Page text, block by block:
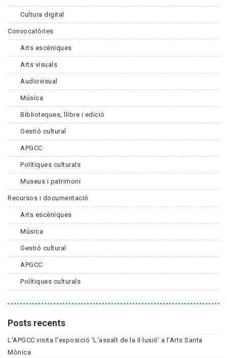
Cultura digital
Convocatòries
Arts escèniques
Arts visuals
Audiovisual
Música
Biblioteques, llibre i edició
Gestió cultural
APGCC
Polítiques culturals
Museus i patrimoni
Recursos i documentació
Arts escèniques
Música
Gestió cultural
APGCC
Polítiques culturals
Posts recents
L'APGCC visita l'exposició 'L'assalt de la il·lusió' a l'Arts Santa
Mònica